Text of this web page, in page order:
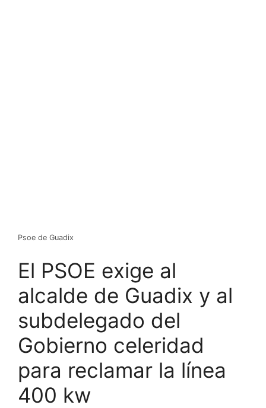
Psoe de Guadix
El PSOE exige al
alcalde de Guadix y al
subdelegado del
Gobierno celeridad
para reclamar la línea
400 kw